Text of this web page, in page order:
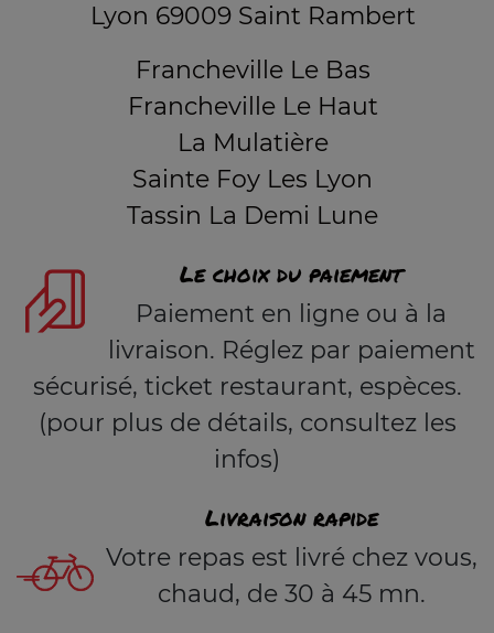
Lyon 69009 Saint Rambert
Francheville Le Bas
Francheville Le Haut
La Mulatière
Sainte Foy Les Lyon
Tassin La Demi Lune
Le choix du paiement
Paiement en ligne ou à la
livraison. Réglez par paiement
sécurisé, ticket restaurant, espèces.
(pour plus de détails, consultez les
infos)
Livraison rapide
Votre repas est livré chez vous,
chaud, de 30 à 45 mn.